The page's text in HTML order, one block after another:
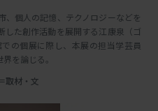
、個人の記憶、テクノロジーなどを
した創作活動を展開する江康泉（ゴ
の個展に際し、本展の担当学芸員
を論じる。
取材・文